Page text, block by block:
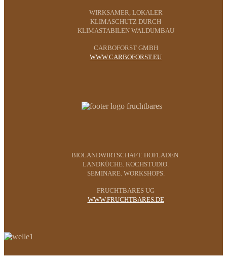
WIRKSAMER, LOKALER
KLIMASCHUTZ DURCH
KLIMASTABILEN WALDUMBAU
CARBOFORST GMBH
WWW.CARBOFORST.EU
BIOLANDWIRTSCHAFT. HOFLADEN.
LANDKÜCHE. KOCHSTUDIO.
SEMINARE. WORKSHOPS.
FRUCHTBARES UG
WWW.FRUCHTBARES.DE